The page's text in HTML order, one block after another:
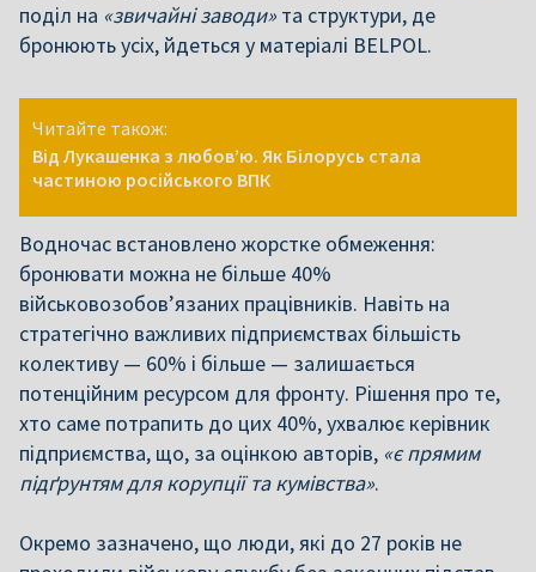
поділ на «звичайні заводи» та структури, де
бронюють усіх, йдеться у матеріалі BELPOL.
Читайте також:
Від Лукашенка з любов’ю. Як Білорусь стала
частиною російського ВПК
Водночас встановлено жорстке обмеження:
бронювати можна не більше 40%
військовозобов’язаних працівників. Навіть на
стратегічно важливих підприємствах більшість
колективу — 60% і більше — залишається
потенційним ресурсом для фронту. Рішення про те,
хто саме потрапить до цих 40%, ухвалює керівник
підприємства, що, за оцінкою авторів, «є прямим
підґрунтям для корупції та кумівства».
Окремо зазначено, що люди, які до 27 років не